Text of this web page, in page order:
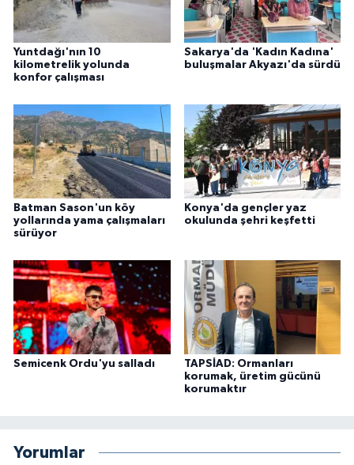
Yuntdağı'nın 10
kilometrelik yolunda
konfor çalışması
Sakarya'da 'Kadın Kadına'
buluşmalar Akyazı'da sürdü
Batman Sason'un köy
yollarında yama çalışmaları
sürüyor
Konya'da gençler yaz
okulunda şehri keşfetti
Semicenk Ordu'yu salladı
TAPSİAD: Ormanları
korumak, üretim gücünü
korumaktır
Yorumlar